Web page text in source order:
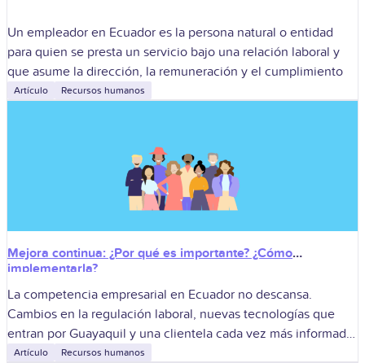
Un empleador en Ecuador es la persona natural o entidad
para quien se presta un servicio bajo una relación laboral y
que asume la dirección, la remuneración y el cumplimiento
Artículo Recursos humanos
Mejora continua: ¿Por qué es importante? ¿Cómo
implementarla?
La competencia empresarial en Ecuador no descansa.
Cambios en la regulación laboral, nuevas tecnologías que
entran por Guayaquil y una clientela cada vez más informada
obligan a las organizaciones a
Artículo Recursos humanos